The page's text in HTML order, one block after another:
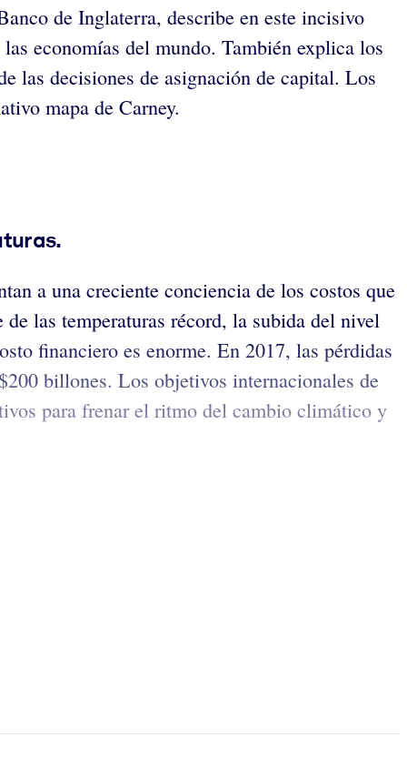
de Inglaterra, describe en este incisivo
economías del mundo. También explica los
las decisiones de asignación de capital. Los
mapa de Carney.
a una creciente conciencia de los costos que
las temperaturas récord, la subida del nivel
financiero es enorme. En 2017, las pérdidas
billones. Los objetivos internacionales de
para frenar el ritmo del cambio climático y